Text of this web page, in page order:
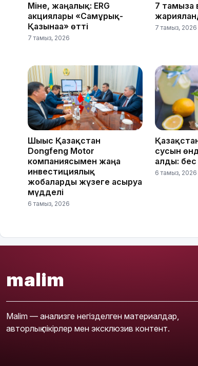
Міне, жаңалық: ERG
акциялары «Самұрық-
Қазынаға» өтті
7 тамыз, 2026
7 тамызға
7 тамыз, 2026
Шығыс Қазақстан
Dongfeng Motor
компаниясымен жаңа
инвестициялық
жобаларды жүзеге асыруға
мүдделі
6 тамыз, 2026
сусын
алды: бес
6 тамыз, 2026
malim
Malim — анализге негізделген материалдар,
авторлық пікірлер мен эксклюзив контент.